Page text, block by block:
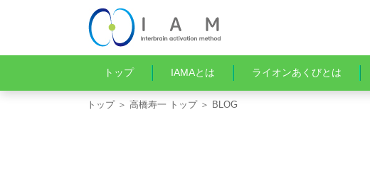
トップ IAMAとは ライオンあくびとは
トップ＞ 高橋寿一 トップ＞ BLOG